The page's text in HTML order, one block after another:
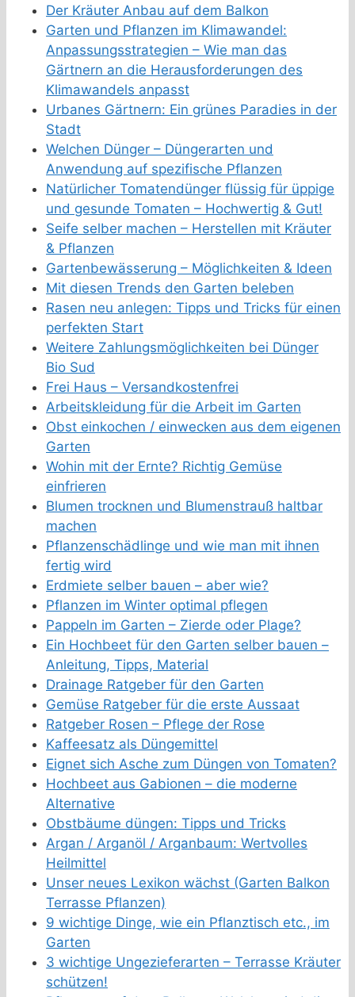
Der Kräuter Anbau auf dem Balkon
Garten und Pflanzen im Klimawandel:
Anpassungsstrategien – Wie man das
Gärtnern an die Herausforderungen des
Klimawandels anpasst
Urbanes Gärtnern: Ein grünes Paradies in der
Stadt
Welchen Dünger – Düngerarten und
Anwendung auf spezifische Pflanzen
Natürlicher Tomatendünger flüssig für üppige
und gesunde Tomaten – Hochwertig & Gut!
Seife selber machen – Herstellen mit Kräuter
& Pflanzen
Gartenbewässerung – Möglichkeiten & Ideen
Mit diesen Trends den Garten beleben
Rasen neu anlegen: Tipps und Tricks für einen
perfekten Start
Weitere Zahlungsmöglichkeiten bei Dünger
Bio Sud
Frei Haus – Versandkostenfrei
Arbeitskleidung für die Arbeit im Garten
Obst einkochen / einwecken aus dem eigenen
Garten
Wohin mit der Ernte? Richtig Gemüse
einfrieren
Blumen trocknen und Blumenstrauß haltbar
machen
Pflanzenschädlinge und wie man mit ihnen
fertig wird
Erdmiete selber bauen – aber wie?
Pflanzen im Winter optimal pflegen
Pappeln im Garten – Zierde oder Plage?
Ein Hochbeet für den Garten selber bauen –
Anleitung, Tipps, Material
Drainage Ratgeber für den Garten
Gemüse Ratgeber für die erste Aussaat
Ratgeber Rosen – Pflege der Rose
Kaffeesatz als Düngemittel
Eignet sich Asche zum Düngen von Tomaten?
Hochbeet aus Gabionen – die moderne
Alternative
Obstbäume düngen: Tipps und Tricks
Argan / Arganöl / Arganbaum: Wertvolles
Heilmittel
Unser neues Lexikon wächst (Garten Balkon
Terrasse Pflanzen)
9 wichtige Dinge, wie ein Pflanztisch etc., im
Garten
3 wichtige Ungezieferarten – Terrasse Kräuter
schützen!